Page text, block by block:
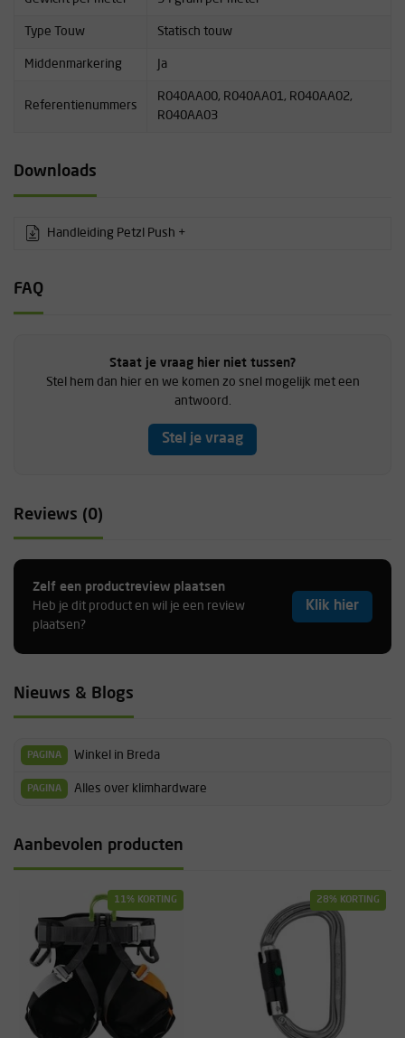
Type Touw Statisch touw
Middenmarkering Ja
Referentienummers
R040AA00, R040AA01, R040AA02,
R040AA03
Downloads
Handleiding Petzl Push +
FAQ
Staat je vraag hier niet tussen?
Stel hem dan hier en we komen zo snel mogelijk met een
antwoord.
Stel je vraag
Reviews (0)
Zelf een productreview plaatsen
Heb je dit product en wil je een review
plaatsen?
Klik hier
Nieuws & Blogs
PAGINA Winkel in Breda
PAGINA Alles over klimhardware
Aanbevolen producten
11% KORTING 28% KORTING